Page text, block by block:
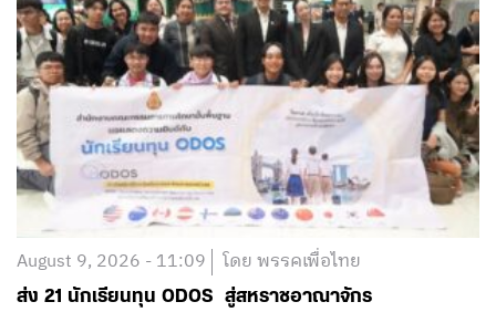
August 9, 2026 - 11:09 โดย พรรคเพื่อไทย
ส่ง 21 นักเรียนทุน ODOS สู่สหราชอาณาจักร
อ่านต่อ